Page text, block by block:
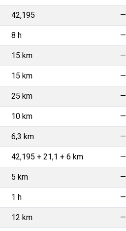
42,195 —
8 h —
15 km —
15 km —
25 km —
10 km —
6,3 km —
42,195 + 21,1 + 6 km —
5 km —
1 h —
12 km —